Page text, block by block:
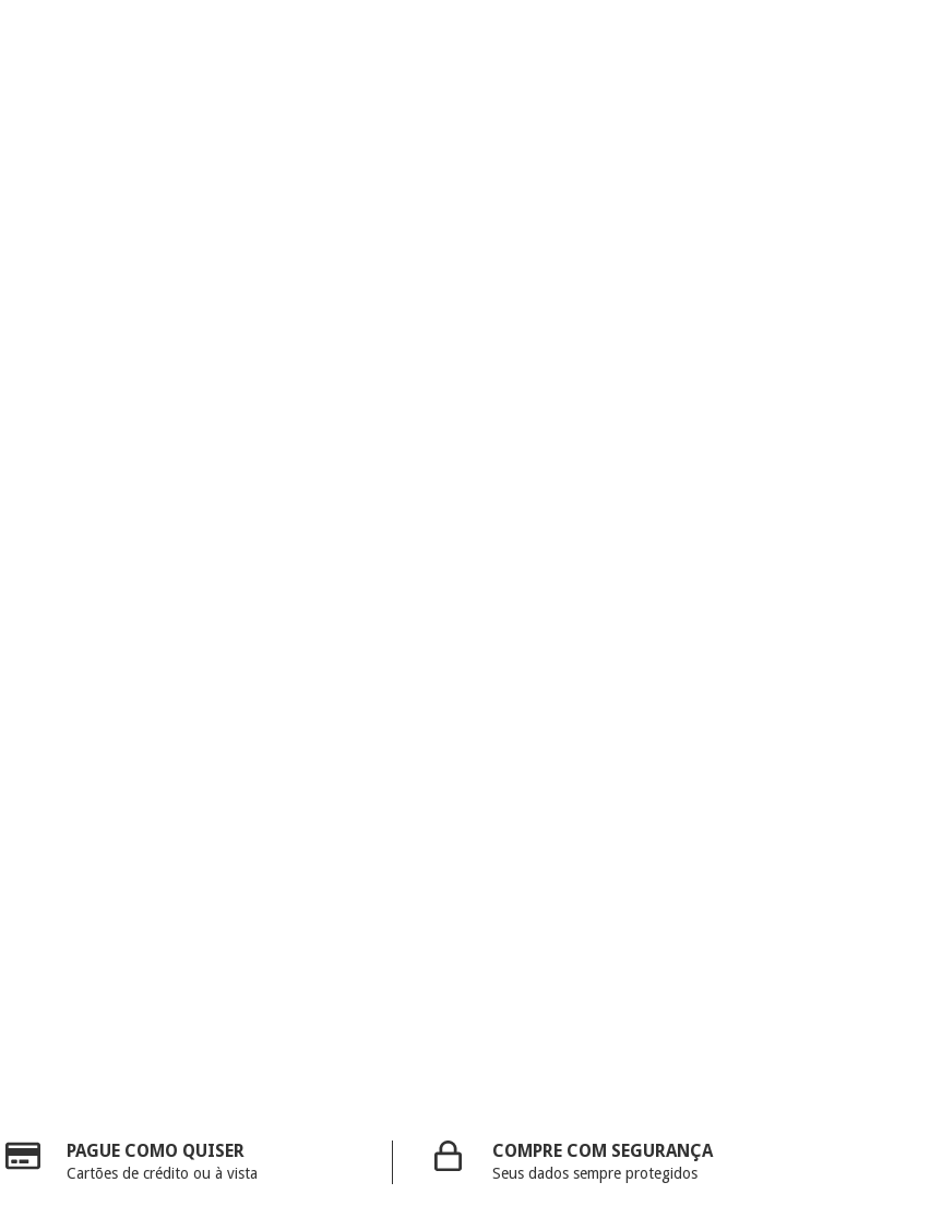
PAGUE COMO QUISER
Cartões de crédito ou à vista
COMPRE COM SEGURANÇA
Seus dados sempre protegidos